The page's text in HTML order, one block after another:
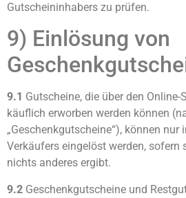
Gutscheininhabers zu prüfen.
9) Einlösung von
9.1 Gutscheine, die über den
käuflich erworben werden können
„Geschenkgutscheine“), können nur
Verkäufers eingelöst werden, sofern
nichts anderes ergibt.
9.2 Geschenkgutscheine und